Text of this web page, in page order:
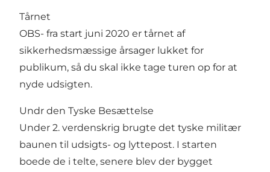
Tårnet
OBS- fra start juni 2020 er tårnet af
sikkerhedsmæssige årsager lukket for
publikum, så du skal ikke tage turen op for at
nyde udsigten.
Undr den Tyske Besættelse
Under 2. verdenskrig brugte det tyske militær
baunen til udsigts- og lyttepost. I starten
boede de i telte, senere blev der bygget